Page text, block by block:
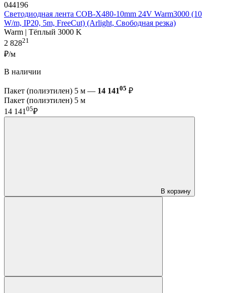
044196
Светодиодная лента COB-X480-10mm 24V Warm3000 (10
W/m, IP20, 5m, FreeCut) (Arlight, Свободная резка)
Warm | Тёплый 3000 K
2 82821
₽/м
В наличии
Пакет (полиэтилен) 5 м — 14 14105 ₽
Пакет (полиэтилен) 5 м
14 14105₽
В корзину